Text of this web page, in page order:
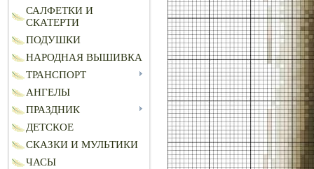
САЛФЕТКИ И
СКАТЕРТИ
ПОДУШКИ
НАРОДНАЯ ВЫШИВКА
ТРАНСПОРТ
АНГЕЛЫ
ПРАЗДНИК
ДЕТСКОЕ
СКАЗКИ И МУЛЬТИКИ
ЧАСЫ